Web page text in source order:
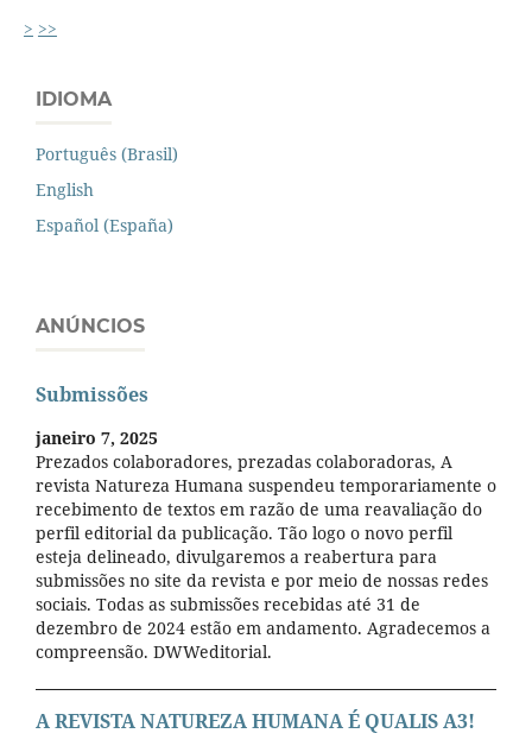
> >>
IDIOMA
Português (Brasil)
English
Español (España)
ANÚNCIOS
Submissões
janeiro 7, 2025
Prezados colaboradores, prezadas colaboradoras, A
revista Natureza Humana suspendeu temporariamente o
recebimento de textos em razão de uma reavaliação do
perfil editorial da publicação. Tão logo o novo perfil
esteja delineado, divulgaremos a reabertura para
submissões no site da revista e por meio de nossas redes
sociais. Todas as submissões recebidas até 31 de
dezembro de 2024 estão em andamento. Agradecemos a
compreensão. DWWeditorial.
A REVISTA NATUREZA HUMANA É QUALIS A3!